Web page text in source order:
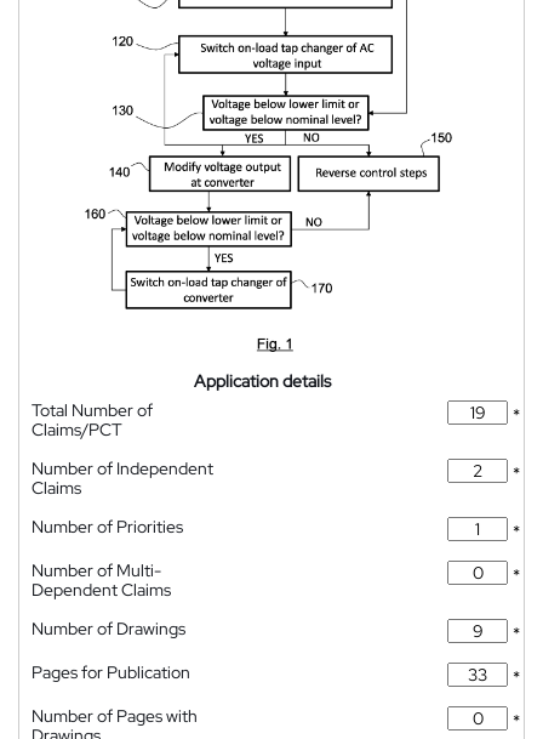
Application details
Total Number of
Claims/PCT
*
Number of Independent
Claims
*
Number of Priorities
*
Number of Multi-
Dependent Claims
*
Number of Drawings
*
Pages for Publication
*
Number of Pages with
*